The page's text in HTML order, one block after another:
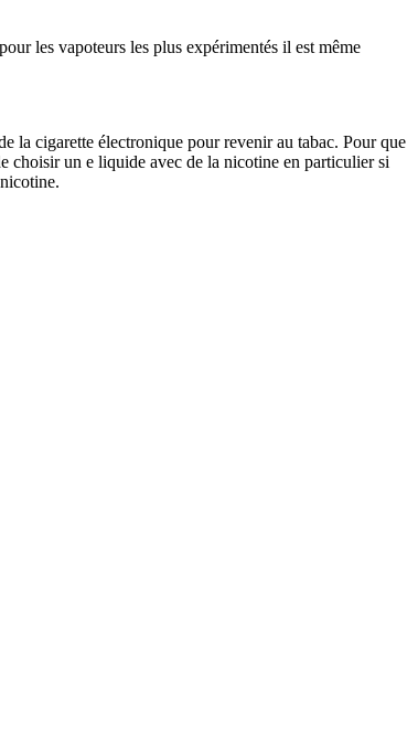
les vapoteurs les plus expérimentés il est même
la cigarette électronique pour revenir au tabac. Pour que
choisir un e liquide avec de la nicotine en particulier si